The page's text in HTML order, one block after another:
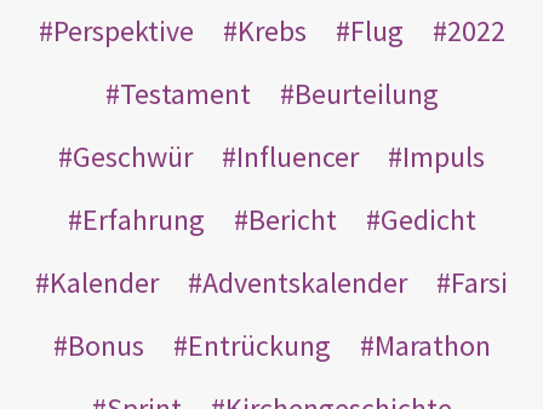
Perspektive
Krebs Flug
2022
Testament
Beurteilung
Geschwür
Influencer
Impuls
Erfahrung
Bericht
Gedicht
Kalender
Adventskalender
Farsi
Bonus
Entrückung
Marathon